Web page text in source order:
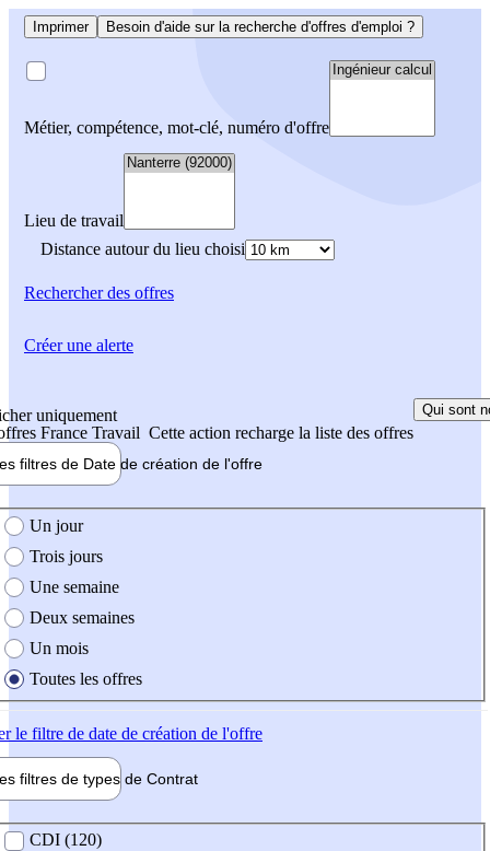
Imprimer Besoin d'aide sur la recherche d'offres d'emploi ?
Métier, compétence, mot-clé, numéro d'offre
Lieu de travail
Distance autour du lieu choisi
Rechercherdes offres
uniquement
France Travail Cette action recharge la liste des offres
Qui sont
filtres de Date de création de l'offre
création de l'offre
Un jour
Trois jours
Une semaine
Deux semaines
Un mois
Toutes les offres
le filtre de date de création de l'offre
filtres de types de Contrat
contrat
CDI (120)
Créer une alerte